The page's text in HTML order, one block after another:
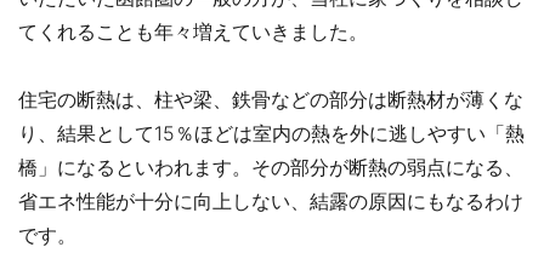
てくれることも年々増えていきました。
住宅の断熱は、柱や梁、鉄骨などの部分は断熱材が薄くな
り、結果として15％ほどは室内の熱を外に逃しやすい「熱
橋」になるといわれます。その部分が断熱の弱点になる、
省エネ性能が十分に向上しない、結露の原因にもなるわけ
です。